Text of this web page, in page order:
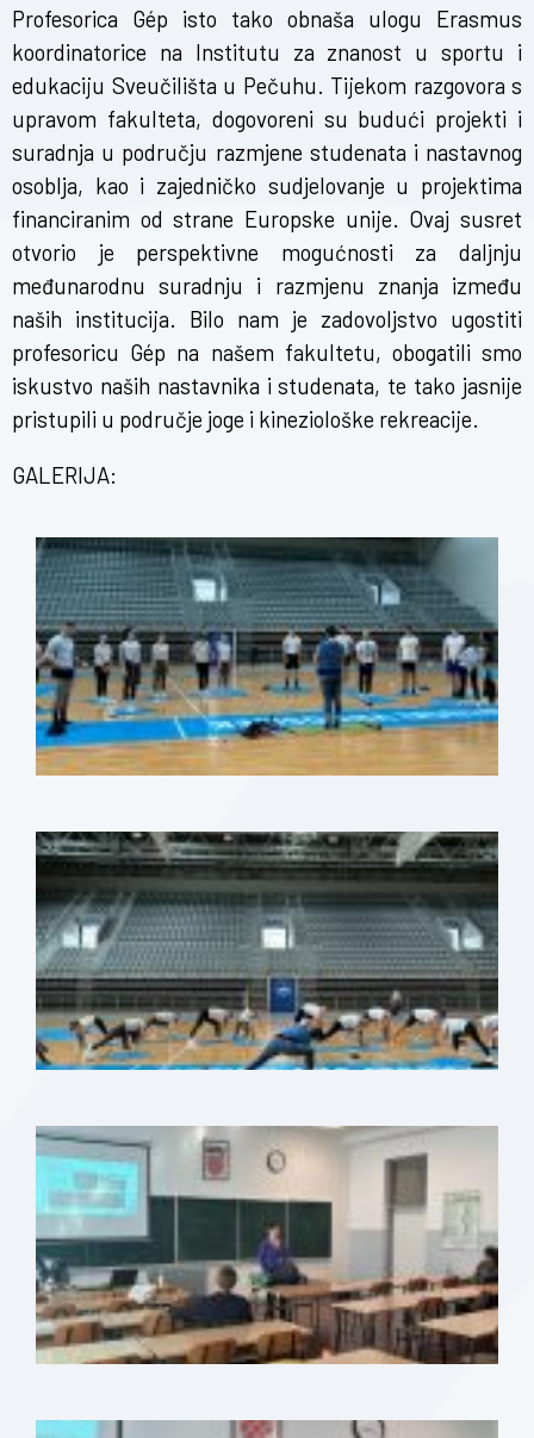
Profesorica Gép isto tako obnaša ulogu Erasmus
koordinatorice na Institutu za znanost u sportu i
edukaciju Sveučilišta u Pečuhu. Tijekom razgovora s
upravom fakulteta, dogovoreni su budući projekti i
suradnja u području razmjene studenata i nastavnog
osoblja, kao i zajedničko sudjelovanje u projektima
financiranim od strane Europske unije. Ovaj susret
otvorio je perspektivne mogućnosti za daljnju
međunarodnu suradnju i razmjenu znanja između
naših institucija. Bilo nam je zadovoljstvo ugostiti
profesoricu Gép na našem fakultetu, obogatili smo
iskustvo naših nastavnika i studenata, te tako jasnije
pristupili u područje joge i kineziološke rekreacije.
GALERIJA: